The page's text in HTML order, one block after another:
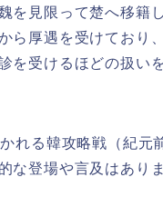
を見限って楚へ移籍
ら厚遇を受けており
を受けるほどの扱い
れる韓攻略戦（紀元
な登場や言及はありま